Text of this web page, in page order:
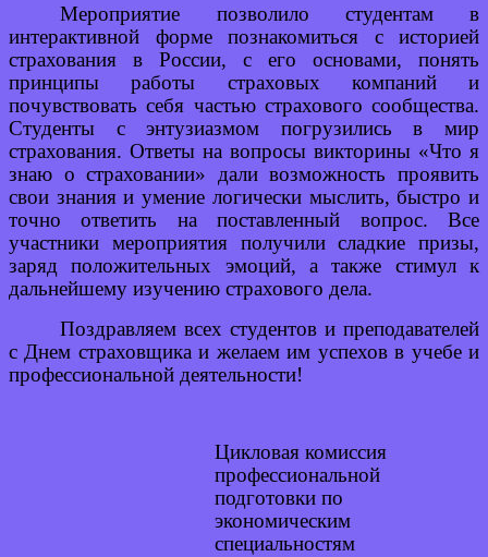
Мероприятие позволило студентам в
интерактивной форме познакомиться с историей
страхования в России, с его основами, понять
принципы работы страховых компаний и
почувствовать себя частью страхового сообщества.
Студенты с энтузиазмом погрузились в мир
страхования. Ответы на вопросы викторины «Что я
знаю о страховании» дали возможность проявить
свои знания и умение логически мыслить, быстро и
точно ответить на поставленный вопрос. Все
участники мероприятия получили сладкие призы,
заряд положительных эмоций, а также стимул к
дальнейшему изучению страхового дела.
Поздравляем всех студентов и преподавателей
с Днем страховщика и желаем им успехов в учебе и
профессиональной деятельности!
Цикловая комиссия
профессиональной
подготовки по
экономическим
специальностям